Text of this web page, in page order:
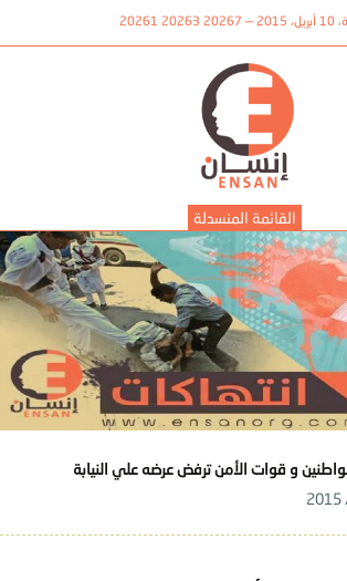
20261
القائمة المنسدلة
و قوات الأمن ترفض عرضه علي النيابة